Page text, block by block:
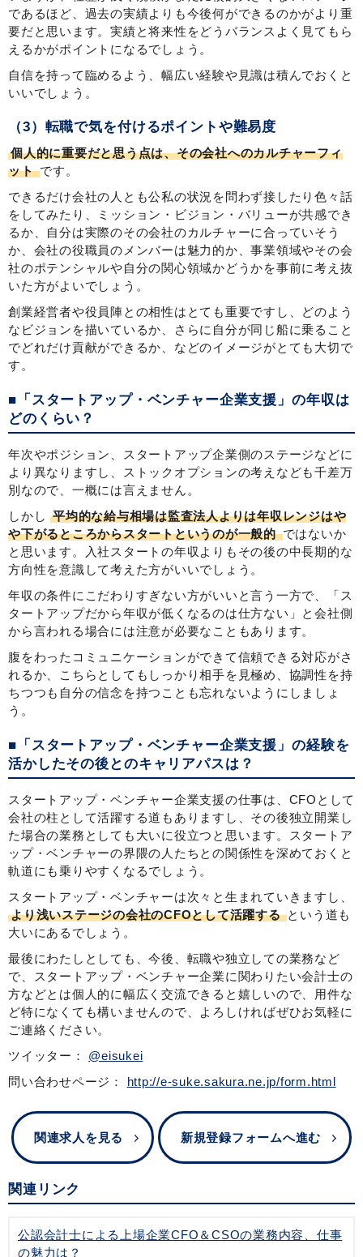
であるほど、過去の実績よりも今後何ができるのかがより重
要だと思います。実績と将来性をどうバランスよく見てもら
えるかがポイントになるでしょう。
自信を持って臨めるよう、幅広い経験や見識は積んでおくと
いいでしょう。
（3）転職で気を付けるポイントや難易度
個人的に重要だと思う点は、その会社へのカルチャーフィ
ット です。
できるだけ会社の人とも公私の状況を問わず接したり色々話
をしてみたり、ミッション・ビジョン・バリューが共感でき
るか、自分は実際のその会社のカルチャーに合っていそう
か、会社の役職員のメンバーは魅力的か、事業領域やその会
社のポテンシャルや自分の関心領域かどうかを事前に考え抜
いた方がよいでしょう。
創業経営者や役員陣との相性はとても重要ですし、どのよう
なビジョンを描いているか、さらに自分が同じ船に乗ること
でどれだけ貢献ができるか、などのイメージがとても大切で
す。
■「スタートアップ・ベンチャー企業支援」の年収は
どのくらい？
年次やポジション、スタートアップ企業側のステージなどに
より異なりますし、ストックオプションの考えなども千差万
別なので、一概には言えません。
しかし 平均的な給与相場は監査法人よりは年収レンジはや
や下がるところからスタートというのが一般的ではないか
と思います。入社スタートの年収よりもその後の中長期的な
方向性を意識して考えた方がいいでしょう。
年収の条件にこだわりすぎない方がいいと言う一方で、「ス
タートアップだから年収が低くなるのは仕方ない」と会社側
から言われる場合には注意が必要なこともあります。
腹をわったコミュニケーションができて信頼できる対応がさ
れるか、こちらとしてもしっかり相手を見極め、協調性を持
ちつつも自分の信念を持つことも忘れないようにしましょ
う。
■「スタートアップ・ベンチャー企業支援」の経験を
活かしたその後とのキャリアパスは？
スタートアップ・ベンチャー企業支援の仕事は、CFOとして
会社の柱として活躍する道もありますし、その後独立開業し
た場合の業務としても大いに役立つと思います。スタートア
ップ・ベンチャーの界隈の人たちとの関係性を深めておくと
軌道にも乗りやすくなるでしょう。
スタートアップ・ベンチャーは次々と生まれていきますし、
より浅いステージの会社のCFOとして活躍する という道も
大いにあるでしょう。
最後にわたしとしても、今後、転職や独立しての業務など
で、スタートアップ・ベンチャー企業に関わりたい会計士の
方などとは個人的に幅広く交流できると嬉しいので、用件な
ど特になくても構いませんので、よろしければぜひお気軽に
ご連絡ください。
ツイッター： @eisukei
問い合わせページ： http://e-suke.sakura.ne.jp/form.html
関連求人を見る 新規登録フォームへ進む
関連リンク
公認会計士による上場企業CFO＆CSOの業務内容、仕事
の魅力は？